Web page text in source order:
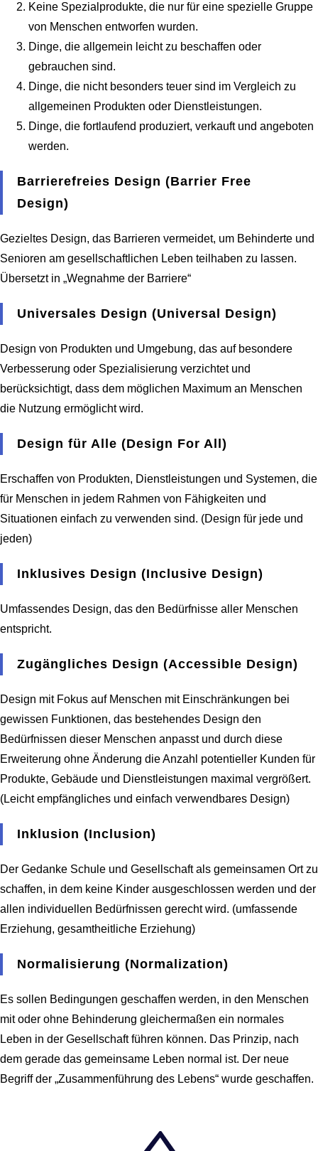
Keine Spezialprodukte, die nur für eine spezielle Gruppe
von Menschen entworfen wurden.
Dinge, die allgemein leicht zu beschaffen oder
gebrauchen sind.
Dinge, die nicht besonders teuer sind im Vergleich zu
allgemeinen Produkten oder Dienstleistungen.
Dinge, die fortlaufend produziert, verkauft und angeboten
werden.
Barrierefreies Design (Barrier Free
Design)
Gezieltes Design, das Barrieren vermeidet, um Behinderte und
Senioren am gesellschaftlichen Leben teilhaben zu lassen.
Übersetzt in „Wegnahme der Barriere“
Universales Design (Universal Design)
Design von Produkten und Umgebung, das auf besondere
Verbesserung oder Spezialisierung verzichtet und
berücksichtigt, dass dem möglichen Maximum an Menschen
die Nutzung ermöglicht wird.
Design für Alle (Design For All)
Erschaffen von Produkten, Dienstleistungen und Systemen, die
für Menschen in jedem Rahmen von Fähigkeiten und
Situationen einfach zu verwenden sind. (Design für jede und
jeden)
Inklusives Design (Inclusive Design)
Umfassendes Design, das den Bedürfnisse aller Menschen
entspricht.
Zugängliches Design (Accessible Design)
Design mit Fokus auf Menschen mit Einschränkungen bei
gewissen Funktionen, das bestehendes Design den
Bedürfnissen dieser Menschen anpasst und durch diese
Erweiterung ohne Änderung die Anzahl potentieller Kunden für
Produkte, Gebäude und Dienstleistungen maximal vergrößert.
(Leicht empfängliches und einfach verwendbares Design)
Inklusion (Inclusion)
Der Gedanke Schule und Gesellschaft als gemeinsamen Ort zu
schaffen, in dem keine Kinder ausgeschlossen werden und der
allen individuellen Bedürfnissen gerecht wird. (umfassende
Erziehung, gesamtheitliche Erziehung)
Normalisierung (Normalization)
Es sollen Bedingungen geschaffen werden, in den Menschen
mit oder ohne Behinderung gleichermaßen ein normales
Leben in der Gesellschaft führen können. Das Prinzip, nach
dem gerade das gemeinsame Leben normal ist. Der neue
Begriff der „Zusammenführung des Lebens“ wurde geschaffen.